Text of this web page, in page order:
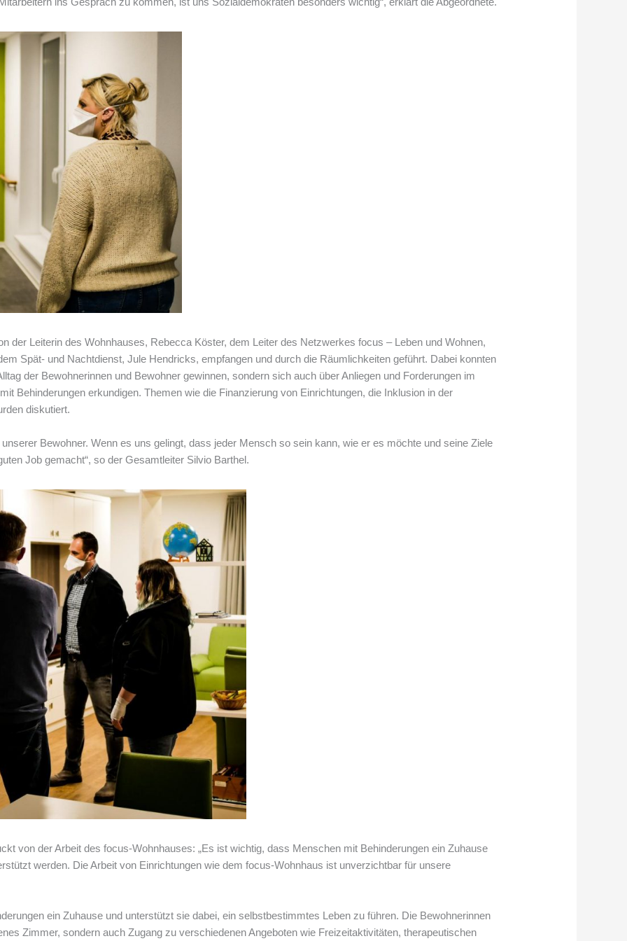
der Leiterin des Wohnhauses, Rebecca Köster, dem Leiter des Netzwerkes focus – Leben und Wohnen,
Spät- und Nachtdienst, Jule Hendricks, empfangen und durch die Räumlichkeiten geführt. Dabei konnten
der Bewohnerinnen und Bewohner gewinnen, sondern sich auch über Anliegen und Forderungen im
Behinderungen erkundigen. Themen wie die Finanzierung von Einrichtungen, die Inklusion in der
diskutiert.
Bewohner. Wenn es uns gelingt, dass jeder Mensch so sein kann, wie er es möchte und seine Ziele
Job gemacht“, so der Gesamtleiter Silvio Barthel.
von der Arbeit des focus-Wohnhauses: „Es ist wichtig, dass Menschen mit Behinderungen ein Zuhause
werden. Die Arbeit von Einrichtungen wie dem focus-Wohnhaus ist unverzichtbar für unsere
ein Zuhause und unterstützt sie dabei, ein selbstbestimmtes Leben zu führen. Die Bewohnerinnen
Zimmer, sondern auch Zugang zu verschiedenen Angeboten wie Freizeitaktivitäten, therapeutischen